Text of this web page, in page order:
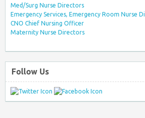
Med/Surg Nurse Directors
Emergency Services, Emergency Room Nurse
CNO Chief Nursing Officer
Maternity Nurse Directors
Follow Us